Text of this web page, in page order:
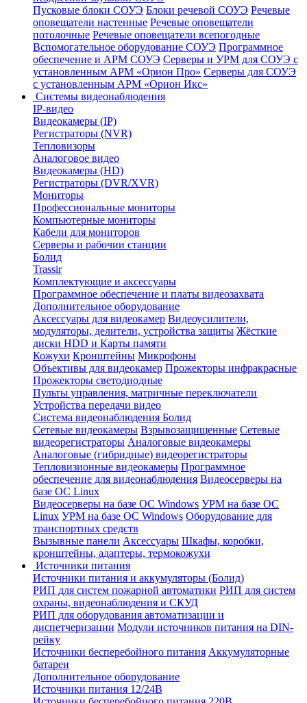
Пусковые блоки СОУЭ Блоки речевой СОУЭ Речевые
оповещатели настенные Речевые оповещатели
потолочные Речевые оповещатели всепогодные
Вспомогательное оборудование СОУЭ Программное
обеспечение и АРМ СОУЭ Серверы и УРМ для СОУЭ с
установленным АРМ «Орион Про» Серверы для СОУЭ
с установленным АРМ «Орион Икс»
Системы видеонаблюдения
IP-видео
Видеокамеры (IP)
Регистраторы (NVR)
Тепловизоры
Аналоговое видео
Видеокамеры (HD)
Регистраторы (DVR/XVR)
Мониторы
Профессиональные мониторы
Компьютерные мониторы
Кабели для мониторов
Серверы и рабочии станции
Болид
Trassir
Комплектующие и аксессуары
Программное обеспечение и платы видеозахвата
Дополнительное оборудование
Аксессуары для видеокамер Видеоусилители,
модуляторы, делители, устройства защиты Жёсткие
диски HDD и Карты памяти
Кожухи Кронштейны Микрофоны
Объективы для видеокамер Прожекторы инфракрасные
Прожекторы светодиодные
Пульты управления, матричные переключатели
Устройства передачи видео
Система видеонаблюдения Болид
Сетевые видеокамеры Взрывозащищенные Сетевые
видеорегистраторы Аналоговые видеокамеры
Аналоговые (гибридные) видеорегистраторы
Тепловизионные видеокамеры Программное
обеспечение для видеонаблюдения Видеосерверы на
базе ОС Linux
Видеосерверы на базе ОС Windows УРМ на базе ОС
Linux УРМ на базе ОС Windows Оборудование для
транспортных средств
Вызывные панели Аксессуары Шкафы, коробки,
кронштейны, адаптеры, термокожухи
Источники питания
Источники питания и аккумуляторы (Болид)
РИП для систем пожарной автоматики РИП для систем
охраны, видеонаблюдения и СКУД
РИП для оборудования автоматизации и
диспетчеризации Модули источников питания на DIN-
рейку
Источники бесперебойного питания Аккумуляторные
батареи
Дополнительное оборудование
Источники питания 12/24В